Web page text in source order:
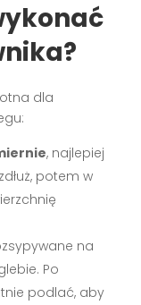
dla
, najlepiej
potem w
na
Po
podlać, aby